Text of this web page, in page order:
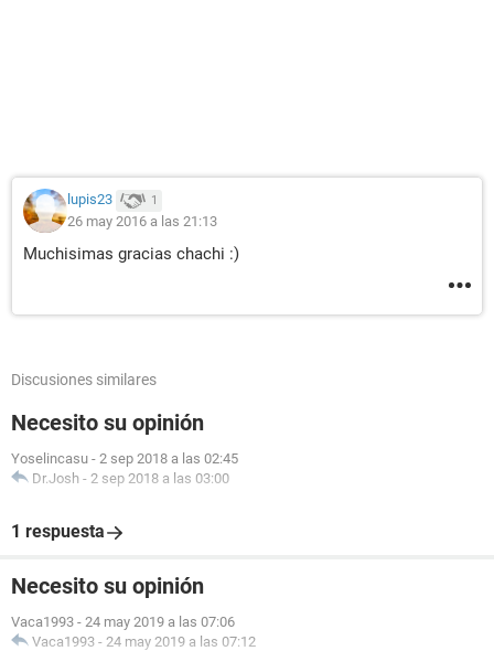
lupis23 1
26 may 2016 a las 21:13
Muchisimas gracias chachi :)
Discusiones similares
Necesito su opinión
Yoselincasu - 2 sep 2018 a las 02:45
Dr.Josh - 2 sep 2018 a las 03:00
1 respuesta
Necesito su opinión
Vaca1993 - 24 may 2019 a las 07:06
Vaca1993 - 24 may 2019 a las 07:12